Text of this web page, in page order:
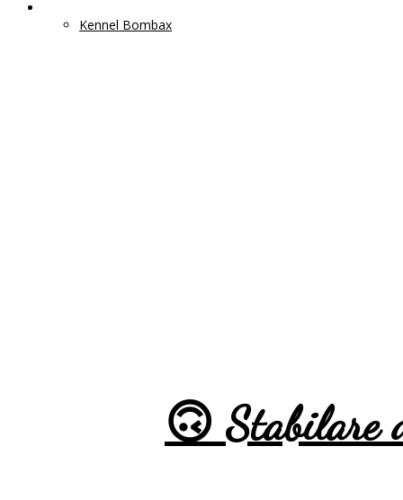
Kennel Bombax
🙃 Stabilare